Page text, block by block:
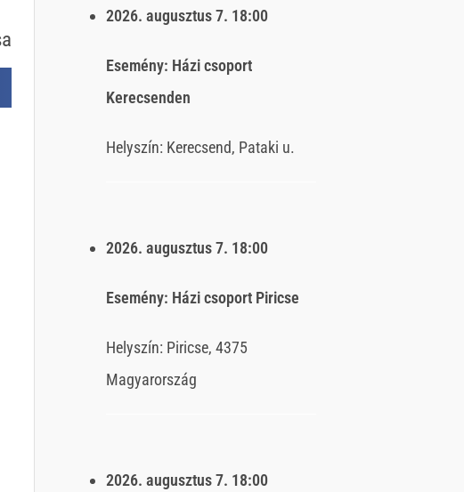
2026. augusztus 7. 18:00
Esemény: Házi csoport
Kerecsenden
Helyszín: Kerecsend, Pataki u.
2026. augusztus 7. 18:00
Esemény: Házi csoport Piricse
Helyszín: Piricse, 4375
Magyarország
2026. augusztus 7. 18:00